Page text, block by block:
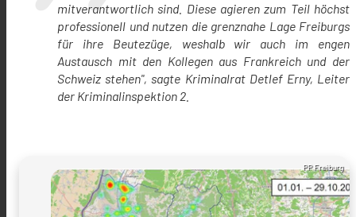
mitverantwortlich sind. Diese agieren zum Teil höchst
professionell und nutzen die grenznahe Lage Freiburgs
für ihre Beutezüge, weshalb wir auch im engen
Austausch mit den Kollegen aus Frankreich und der
Schweiz stehen", sagte Kriminalrat Detlef Erny, Leiter
der Kriminalinspektion 2.
PP Freiburg